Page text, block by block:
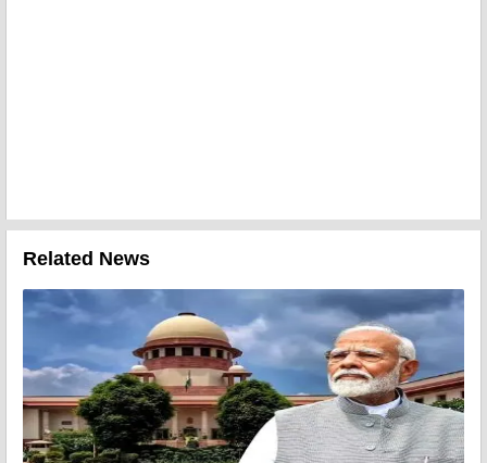
Related News